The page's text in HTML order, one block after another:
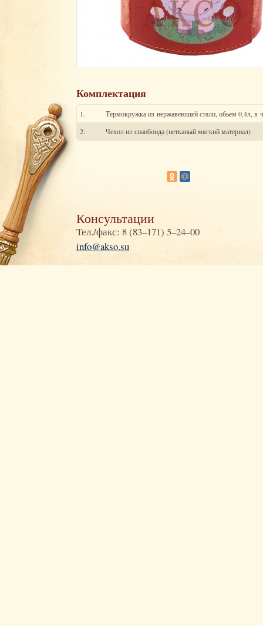
Комплектация
1.
Термокружка из нержавеющей стали, обьем 0,4л, в
2.
Чехол из спанбонда (нетканый мягкий материал)
Консультации
Тел./факс: 8 (83–171) 5–24–00
info@akso.su